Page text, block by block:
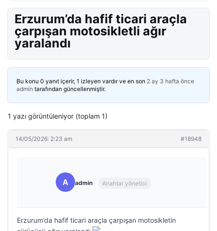
Erzurum’da hafif ticari araçla
çarpışan motosikletli ağır
yaralandı
Bu konu 0 yanıt içerir, 1 izleyen vardır ve en son 2 ay 3 hafta önce
admin tarafından güncellenmiştir.
1 yazı görüntüleniyor (toplam 1)
14/05/2026: 2:23 am #18948
A admin Anahtar yönetici
Erzurum’da hafif ticari araçla çarpışan motosikletin